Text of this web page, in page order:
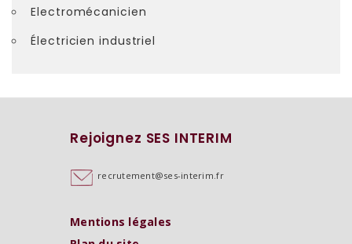
Electromécanicien
Électricien industriel
Rejoignez SES INTERIM
recrutement@ses-interim.fr
Mentions légales